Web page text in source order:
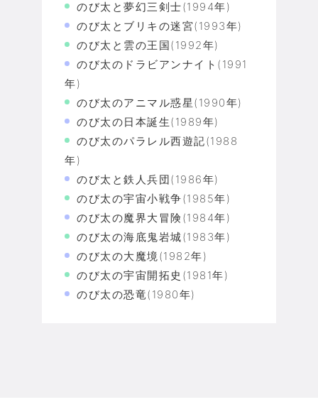
のび太と夢幻三剣士(1994年)
のび太とブリキの迷宮(1993年)
のび太と雲の王国(1992年)
のび太のドラビアンナイト(1991
年)
のび太のアニマル惑星(1990年)
のび太の日本誕生(1989年)
のび太のパラレル西遊記(1988
年)
のび太と鉄人兵団(1986年)
のび太の宇宙小戦争(1985年)
のび太の魔界大冒険(1984年)
のび太の海底鬼岩城(1983年)
のび太の大魔境(1982年)
のび太の宇宙開拓史(1981年)
のび太の恐竜(1980年)